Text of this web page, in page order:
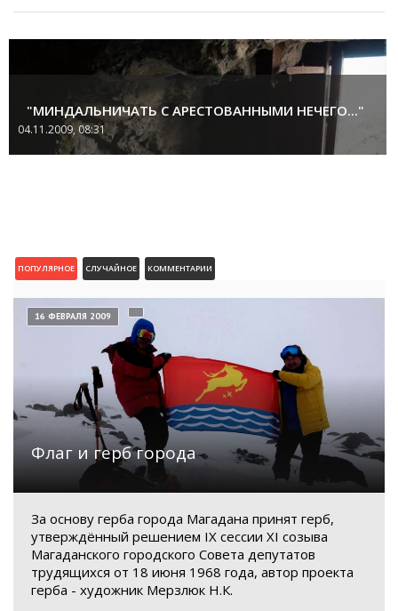
"МИНДАЛЬНИЧАТЬ С АРЕСТОВАННЫМИ НЕЧЕГО..."
04.11.2009, 08:31
ПОПУЛЯРНОЕ СЛУЧАЙНОЕ КОММЕНТАРИИ
Флаг и герб города
16 ФЕВРАЛЯ 2009
За основу герба города Магадана принят герб,
утверждённый решением IX сессии XI созыва
Магаданского городского Совета депутатов
трудящихся от 18 июня 1968 года, автор проекта
герба - художник Мерзлюк Н.К.